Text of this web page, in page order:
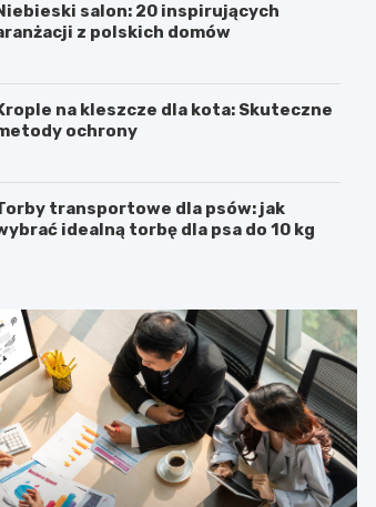
salon: 20 inspirujących
z polskich domów
na kleszcze dla kota: Skuteczne
ochrony
transportowe dla psów: jak
idealną torbę dla psa do 10 kg